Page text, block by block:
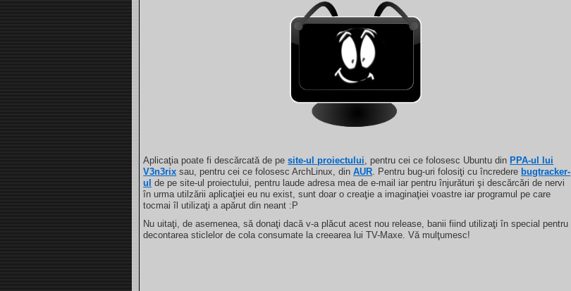
Aplicaţia poate fi descărcată de pesite-ul proiectului , pentru cei ce folosesc Ubuntu din PPA-ul lui
V3n3rix sau, pentru cei ce folosesc ArchLinux, dinAUR . Pentru bug-uri folosiţi cu încredere bugtracker-
ul de pe site-ul proiectului, pentru laude adresa mea de e-mail iar pentru înjurături şi descărcări de nervi
în urma utilzării aplicaţiei eu nu exist, sunt doar o creaţie a imaginaţiei voastre iar programul pe care
tocmai îl utilizaţi a apărut din neant :P
Nu uitaţi, de asemenea, să donaţi dacă v-a plăcut acest nou release, banii fiind utilizaţi în special pentru
decontarea sticlelor de cola consumate la creearea lui TV-Maxe. Vă mulţumesc!